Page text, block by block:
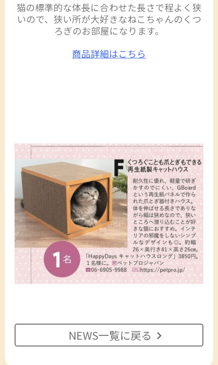
猫の標準的な体長に合わせた長さで程よく狭
いので、狭い所が大好きなねこちゃんのくつ
ろぎのお部屋になります。
商品詳細はこちら
NEWS一覧に戻る